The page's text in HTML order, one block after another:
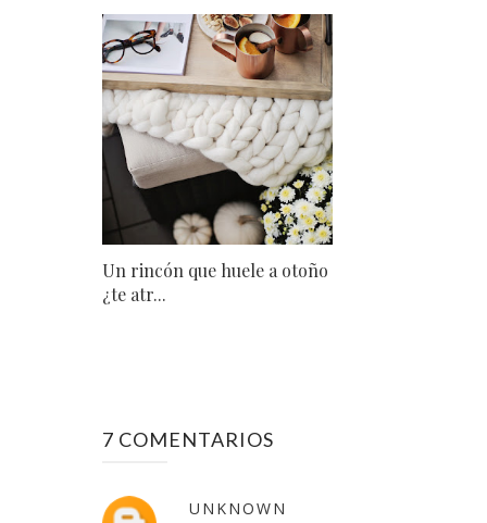
Un rincón que huele a otoño
¿te atr...
7 COMENTARIOS
UNKNOWN